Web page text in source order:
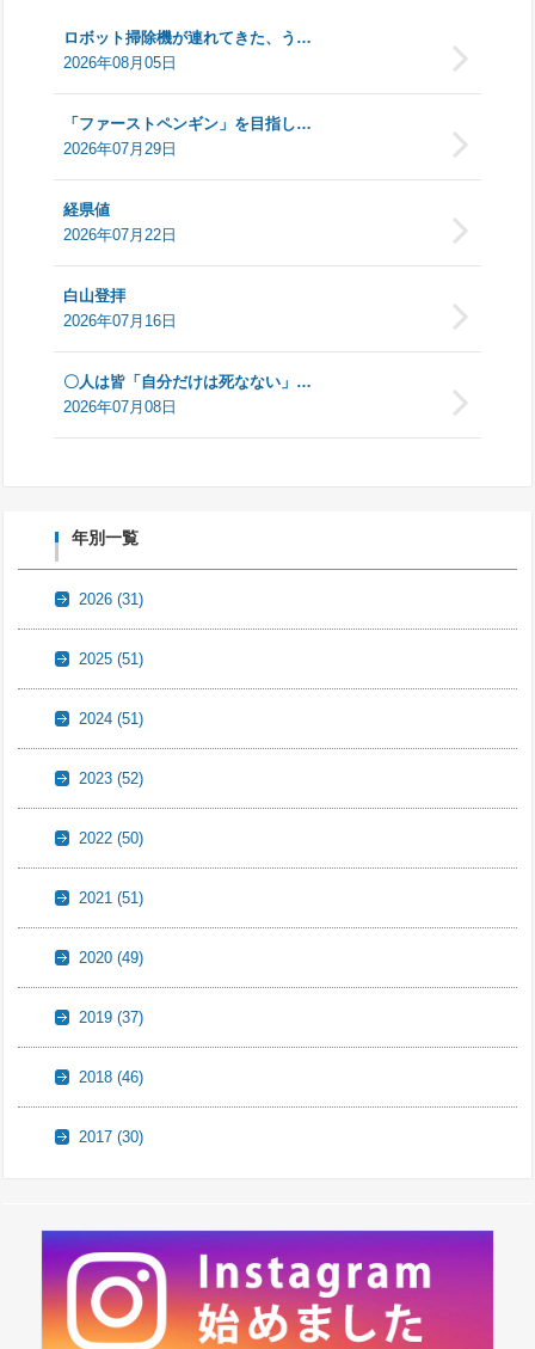
ロボット掃除機が連れてきた、う…
2026年08月05日
「ファーストペンギン」を目指し…
2026年07月29日
経県値
2026年07月22日
白山登拝
2026年07月16日
〇人は皆「自分だけは死なない」…
2026年07月08日
年別一覧
2026(31)
2025(51)
2024(51)
2023(52)
2022(50)
2021(51)
2020(49)
2019(37)
2018(46)
2017(30)